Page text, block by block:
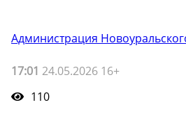
Администрация
17:01 24.05.2026 16+
110